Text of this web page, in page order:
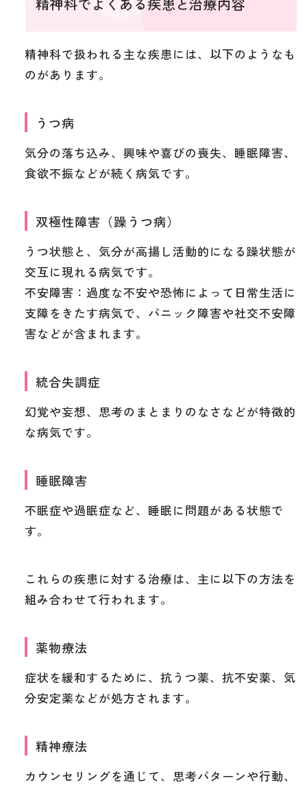
精神科で扱われる主な疾患には、以下のようなも
のがあります。
うつ病
気分の落ち込み、興味や喜びの喪失、睡眠障害、
食欲不振などが続く病気です。
双極性障害（躁うつ病）
うつ状態と、気分が高揚し活動的になる躁状態が
交互に現れる病気です。
不安障害：過度な不安や恐怖によって日常生活に
支障をきたす病気で、パニック障害や社交不安障
害などが含まれます。
統合失調症
幻覚や妄想、思考のまとまりのなさなどが特徴的
な病気です。
睡眠障害
不眠症や過眠症など、睡眠に問題がある状態で
す。
これらの疾患に対する治療は、主に以下の方法を
組み合わせて行われます。
薬物療法
症状を緩和するために、抗うつ薬、抗不安薬、気
分安定薬などが処方されます。
精神療法
カウンセリングを通じて、思考パターンや行動、